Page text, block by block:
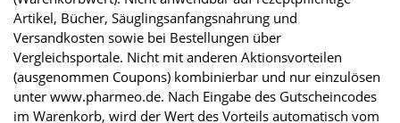
Artikel, Bücher, Säuglingsanfangsnahrung und
Versandkosten sowie bei Bestellungen über
Vergleichsportale. Nicht mit anderen Aktionsvorteilen
(ausgenommen Coupons) kombinierbar und nur einzulösen
unter www.pharmeo.de. Nach Eingabe des Gutscheincodes
im Warenkorb, wird der Wert des Vorteils automatisch vom